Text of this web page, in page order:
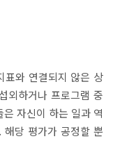
표와 연결되지 않은 상
외하거나 프로그램 중
자신이 하는 일과 역
당 평가가 공정할 뿐